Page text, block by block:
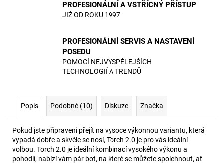
PROFESIONÁLNÍ A VSTŘÍCNÝ PŘÍSTUP
JIŽ OD ROKU 1997
PROFESIONÁLNÍ SERVIS A NASTAVENÍ
POSEDU
POMOCÍ NEJVYSPĚLEJŠÍCH
TECHNOLOGIÍ A TRENDŮ
Popis Podobné (10) Diskuze Značka
Pokud jste připraveni přejít na vysoce výkonnou variantu, která
vypadá dobře a skvěle se nosí, Torch 2.0 je pro vás ideální
volbou. Torch 2.0 je ideální kombinací vysokého výkonu a
pohodlí, nabízí vám pár bot, na které se můžete spolehnout, ať